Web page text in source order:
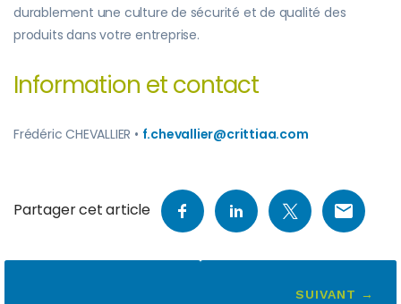
durablement une culture de sécurité et de qualité des
produits dans votre entreprise.
Information et contact
Frédéric CHEVALLIER • f.chevallier@crittiaa.com
Partager cet article
SUIVANT →